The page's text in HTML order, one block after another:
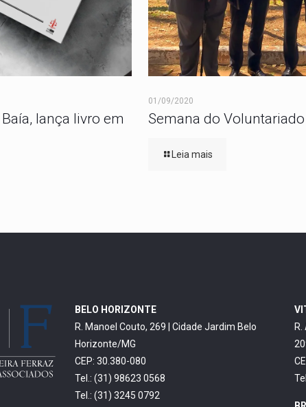
lança livro em
01/09/2020
Semana do Voluntariado
Leia mais
BELO HORIZONTE
R. Manoel Couto, 269 | Cidade Jardim Belo
Horizonte/MG
CEP: 30.380-080
Tel.: (31) 98623 0568
Tel.: (31) 3245 0792